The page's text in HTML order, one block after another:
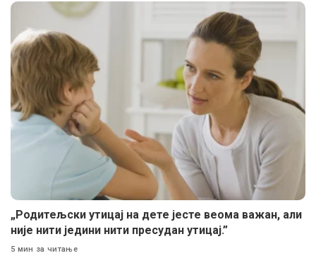
„Родитељски утицај на дете јесте веома важан, али
није нити једини нити пресудан утицај.”
5 мин за читање